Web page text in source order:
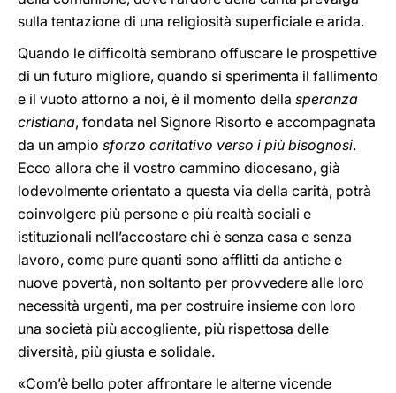
sulla tentazione di una religiosità superficiale e arida.
Quando le difficoltà sembrano offuscare le prospettive
di un futuro migliore, quando si sperimenta il fallimento
e il vuoto attorno a noi, è il momento della speranza
cristiana, fondata nel Signore Risorto e accompagnata
da un ampio sforzo caritativo verso i più bisognosi.
Ecco allora che il vostro cammino diocesano, già
lodevolmente orientato a questa via della carità, potrà
coinvolgere più persone e più realtà sociali e
istituzionali nell’accostare chi è senza casa e senza
lavoro, come pure quanti sono afflitti da antiche e
nuove povertà, non soltanto per provvedere alle loro
necessità urgenti, ma per costruire insieme con loro
una società più accogliente, più rispettosa delle
diversità, più giusta e solidale.
«Com’è bello poter affrontare le alterne vicende